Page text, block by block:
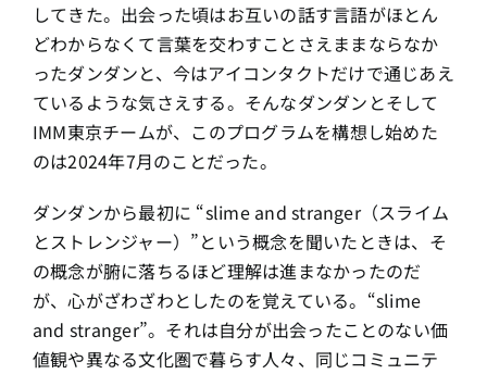
してきた。出会った頃はお互いの話す言語がほとん
どわからなくて言葉を交わすことさえままならなか
ったダンダンと、今はアイコンタクトだけで通じあえ
ているような気さえする。そんなダンダンとそして
IMM東京チームが、このプログラムを構想し始めた
のは2024年7月のことだった。
ダンダンから最初に “slime and stranger（スライム
とストレンジャー）”という概念を聞いたときは、そ
の概念が腑に落ちるほど理解は進まなかったのだ
が、心がざわざわとしたのを覚えている。“slime
and stranger”。それは自分が出会ったことのない価
値観や異なる文化圏で暮らす人々、同じコミュニテ